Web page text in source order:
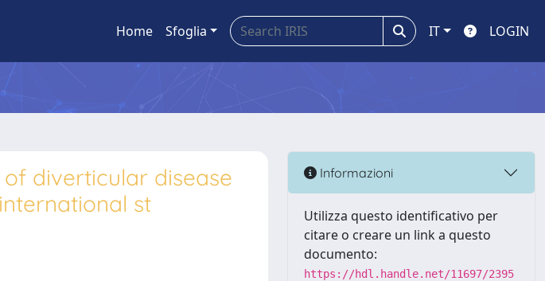
Home Sfoglia IT LOGIN
diverticular disease
st
Informazioni
Utilizza questo identificativo per
citare o creare un link a questo
documento:
https://hdl.handle.net/11697/2395